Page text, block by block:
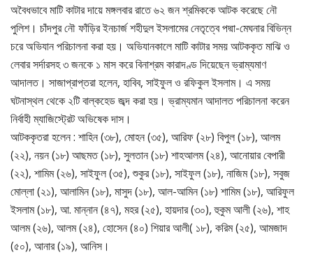
অবৈধভাবে মাটি কাটার দায়ে মঙ্গলবার রাতে ৬২ জন শ্রমিককে আটক করেছে নৌ
পুলিশ। চাঁদপুর নৌ ফাঁড়ির ইনচার্জ শহীদুল ইসলামের নেতৃত্বে পদ্মা-মেঘনার বিভিন্ন
চরে অভিযান পরিচালনা করা হয়। অভিযানকালে মাটি কাটার সময় আটককৃত মাঝি ও
লেবার সর্দারসহ ৩ জনকে ১ মাস করে বিনাশ্রম কারাদণ্ড দিয়েছেন ভ্রাম্যমাণ
আদালত। সাজাপ্রাপ্তরা হলেন, হাবিব, সাইফুল ও রফিকুল ইসলাম। এ সময়
ঘটনাস্থল থেকে ২টি বাল্কহেড জব্দ করা হয়। ভ্রাম্যমান আদালত পরিচালনা করেন
নির্বাহী ম্যাজিস্ট্রেট অভিষেক দাস।
আটককৃতরা হলেন : শাহিন (৩৮), মোহন (৩৫), আরিফ (২৮) বিপুল (১৮), আলম
(২২), নয়ন (১৮) আছমত (১৮), সুলতান (১৮) শাহআলম (২৪), আনোয়ার বেপারী
(২২), শামিম (২৬), সাইফুল (৩৫), শুকুর (১৮), সাইফুল (১৮), নাজিম (১৮), সবুজ
মোল্লা (২১), আলামিন (১৮), মাসুদ (১৮), আল-আমিন (১৮) শামিম (১৮), আরিফুল
ইসলাম (১৮), আ. মান্নান (৪৭), মহর (২৫), হায়দার (৩০), হুকুম আলী (২৬), শাহ
আলম (২৬), আলম (২৪), হোসেন (৪০) শিয়ার আলী( ১৮), করিম (২৫), আমজাদ
(৫০), আনার (১৯), আনিস।